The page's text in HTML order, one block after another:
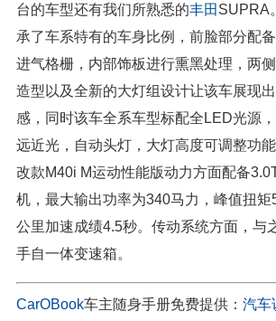
台的车型还有我们所熟悉的丰田 SUPRA
承了车系特有的车身比例，前脸部分配
进气格栅，内部饰板进行熏黑处理，两
造型以及全新的大灯组设计让该车展现
感，同时该车全系车型标配全LED光源
远近光，自动头灯，大灯高度可调整功
改款M40i M运动性能版动力方面配备
机，最大输出功率为340马力，峰值扭
公里加速成绩4.5秒。传动系统方面，与
手自一体变速箱。
CarOBook车主随身手册免费提供： 汽车